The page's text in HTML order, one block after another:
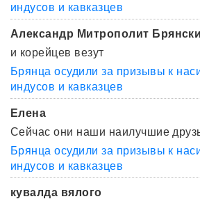
индусов и кавказцев
Александр Митрополит
и корейцев везут
Брянца осудили за призывы к
индусов и кавказцев
Елена
Сейчас они наши наилучшие
Брянца осудили за призывы к
индусов и кавказцев
кувалда вялого